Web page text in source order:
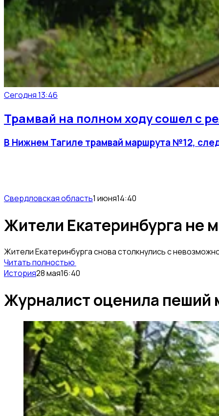
Сегодня 13:46
Трамвай на полном ходу сошел с
В Нижнем Тагиле трамвай маршрута №12,
Свердловская область1 июня14:40
Жители Екатеринбурга не
Жители Екатеринбурга снова столкнулись с
Читать полностью
История28 мая16:40
Журналист оценила пеший